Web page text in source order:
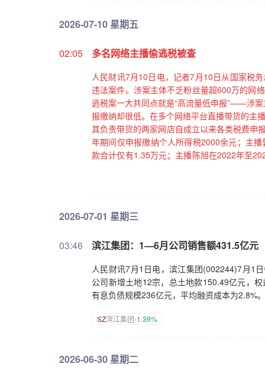
2026-07-10 星期五
02:05 多名网络主播偷逃税被查
人民财讯7月10日电，记者7月10日从国家税
违法案件。涉案主体不乏粉丝量超600万的网
逃税案一大共同点就是“高流量低申报”——涉
报缴纳却很低。在多个网络平台直播带货的主
其负责带货的两家网店自成立以来各类税费申
年期间仅申报缴纳个人所得税2000余元；主
款合计仅有1.35万元；主播陈旭在2022年至
匿经营收入2.07亿元，后又通过注销工商登
为。平台企业应依法依规如实报送平台内经
2026-07-01 星期三
03:46 滨江集团：1—6月公司销售额431.5亿元
人民财讯7月1日电，滨江集团(002244)7月1
公司新增土地12宗，总土地款150.49亿元，
有息负债规模236亿元，平均融资成本为2.8%。
SZ滨江集团-1.39%
2026-06-30 星期二